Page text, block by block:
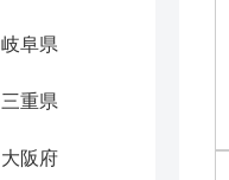
岐阜県
三重県
大阪府